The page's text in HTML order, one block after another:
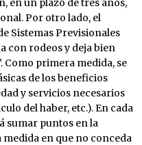
en un plazo de tres años,
Por otro lado, el
Sistemas Previsionales
con rodeos y deja bien
Como primera medida, se
de los beneficios
y servicios necesarios
del haber, etc.). En cada
sumar puntos en la
en que no conceda